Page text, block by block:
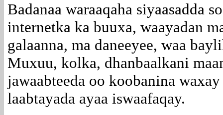
Badanaa waraaqaha siyaasadda
internetka ka buuxa, waayadan
galaanna, ma daneeyee, waa
Muxuu, kolka, dhanbaalkani
jawaabteeda oo koobanina
laabtayada ayaa iswaafaqay.